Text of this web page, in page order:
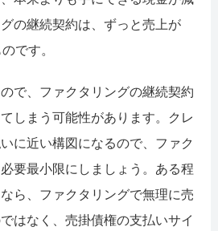
の継続契約は、ずっと売上が
です。
で、ファクタリングの継続契約
しまう可能性があります。クレ
に近い構図になるので、ファク
要最小限にしましょう。ある程
ら、ファクタリングで無理に売
はなく、売掛債権の支払いサイ